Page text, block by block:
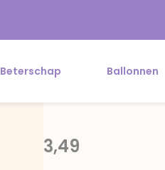
Beterschap Ballonnen
3,49